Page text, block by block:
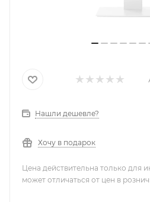
Нашли дешевле?
Хочу в подарок
Цена действительна только для
может отличаться от цен в